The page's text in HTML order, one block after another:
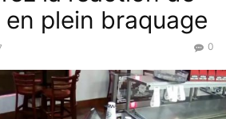
plein braquage
0